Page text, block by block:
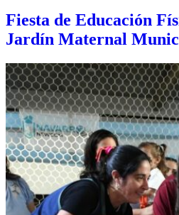
Fiesta de Educación
Jardín Maternal